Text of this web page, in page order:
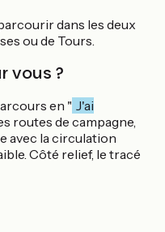
dans les deux
ou de Tours.
vous ?
en " J'ai
routes de campagne,
avec la circulation
Côté relief, le tracé